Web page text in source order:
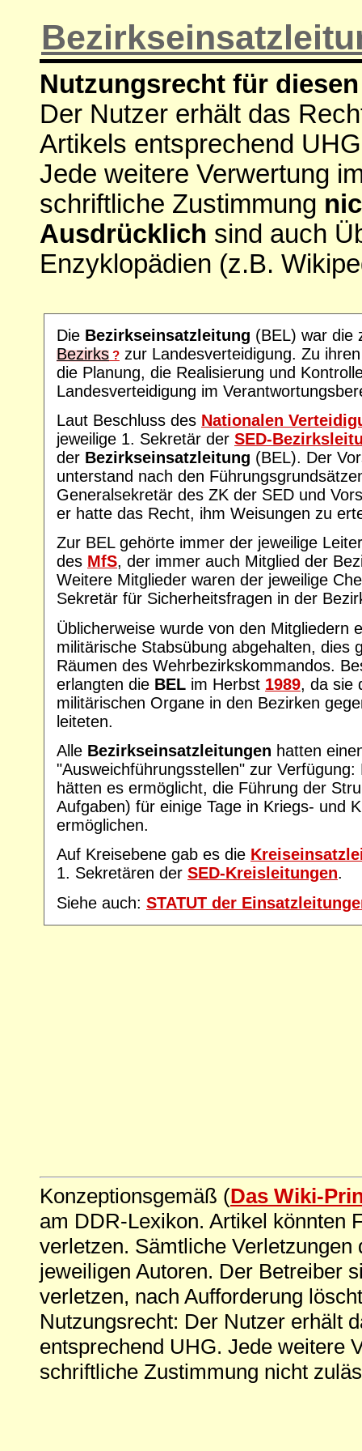
Nutzungsrecht für
Der Nutzer erhält das
Artikels entsprechend
Jede weitere Verwertung
schriftliche Zustimmung
Ausdrücklich sind auch
Enzyklopädien (z.B.
Die Bezirkseinsatzleitung (BEL) war die
Bezirks ? zur Landesverteidigung. Zu
die Planung, die Realisierung und
Landesverteidigung im
Laut Beschluss des Nationalen
jeweilige 1. Sekretär der SED-
der Bezirkseinsatzleitung (BEL). Der
unterstand nach den
Generalsekretär des ZK der SED und
er hatte das Recht, ihm Weisungen zu
Zur BEL gehörte immer der jeweilige
des MfS, der immer auch Mitglied der
Weitere Mitglieder waren der jeweilige
Sekretär für Sicherheitsfragen in der
Üblicherweise wurde von den Mitgliedern
militärische Stabsübung abgehalten, dies
Räumen des Wehrbezirkskommandos.
erlangten die BEL im Herbst 1989, da sie
militärischen Organe in den Bezirken
leiteten.
Alle Bezirkseinsatzleitungen hatten
"Ausweichführungsstellen" zur
hätten es ermöglicht, die Führung der
Aufgaben) für einige Tage in Kriegs- und
ermöglichen.
Auf Kreisebene gab es die
1. Sekretären der SED-Kreisleitungen.
Siehe auch: STATUT der
Konzeptionsgemäß (Das Wiki-
am DDR-Lexikon. Artikel könnten
verletzen. Sämtliche
jeweiligen Autoren. Der Betreiber
verletzen, nach Aufforderung
Nutzungsrecht: Der Nutzer erhält
entsprechend UHG. Jede weitere
schriftliche Zustimmung nicht